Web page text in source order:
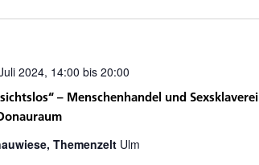
– Menschenhandel und Sexsklaverei
2024, 14:00 bis 20:00
Themenzelt Ulm